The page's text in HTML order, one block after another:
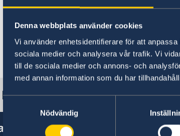
Denna webbplats använder cookies
Vi använder enhetsidentifierare för att
sociala medier och analysera vår trafik. Vi
till de sociala medier och annons- och
med annan information som du har
Samtyckesval
Nödvändig
« 1 ...
och Hercegovina